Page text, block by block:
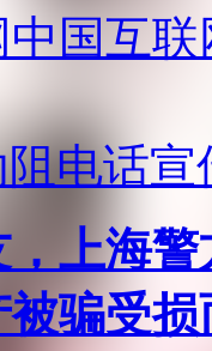
中国互
阻电话宣
上海
骗受